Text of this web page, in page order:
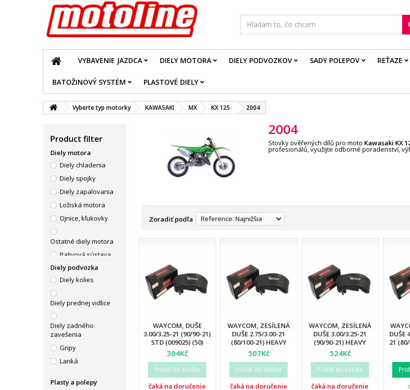
VYBAVENIE JAZDCA DIELY MOTORA DIELY PODVOZKOV SADY POLEPOV REŤAZE
BATOŽINOVÝ SYSTÉM PLASTOVÉ DIELY
Vyberte typ motorky KAWASAKI MX KX 125 2004
Product filter
Diely motora
Diely chladenia
Diely spojky
Diely zapalovania
Ložiská motora
Ojnice, kľukovky
Ostatné diely motora
Palivová sústava
Piestné sady, válce
Tesnenia motora
Diely podvozka
Diely kolies
Diely prednej vidlice
Diely zadného
zavešenia
Gripy
Lanká
Riadidlá
Plasty a polepy
2004
Stovky ověřených dílů pro moto Kawasaki KX
profesionálů, využijte odborné poradenství,
Zoradiť podľa Reference: Najnižšia
WAYCOM, DUŠE
3.00/3.25-21 (90/90-21)
STD (009025) (50)
304Kč
Pridať do košíka
čaká na doručenie
WAYCOM, ZESÍLENÁ
DUŠE 2.75/3.00-21
(80/100-21) HEAVY
DUTY (T20076W) (12)
507Kč
Pridať do košíka
čaká na doručenie
WAYCOM, ZESÍLENÁ
DUŠE 3.00/3.25-21
(90/90-21) HEAVY
DUTY (T20075W) (12)
524Kč
Pridať do košíka
čaká na doručenie
DUŠE
21